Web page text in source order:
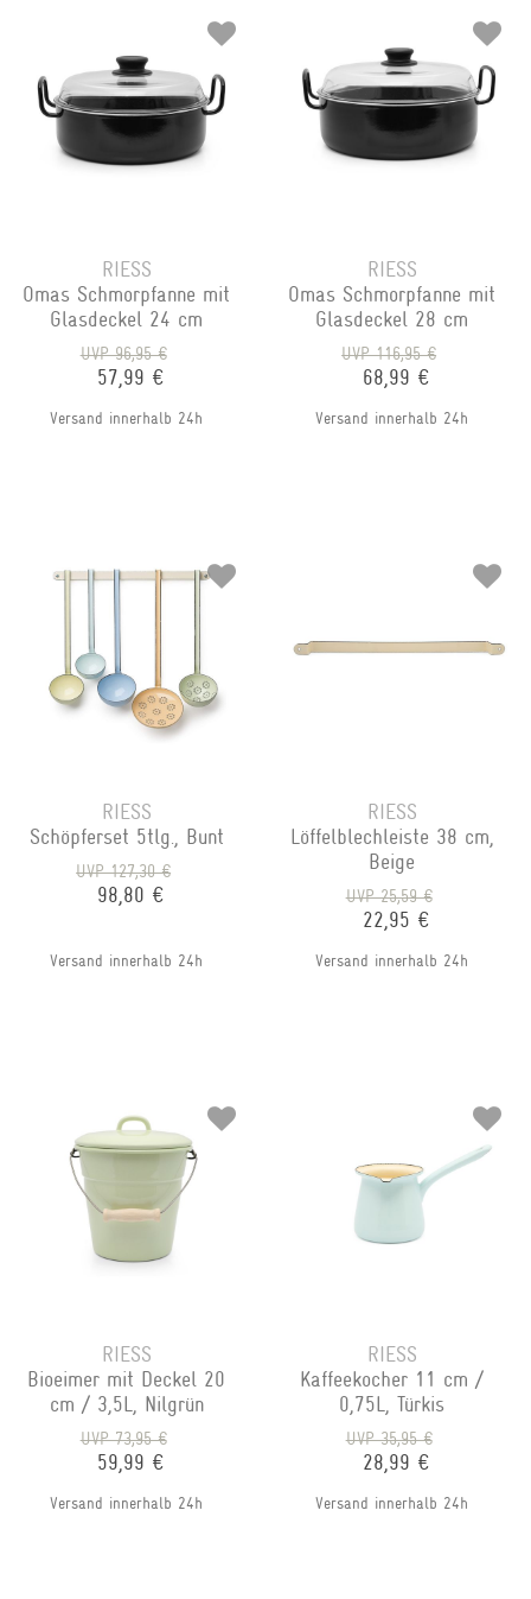
RIESS
Omas Schmorpfanne mit
Glasdeckel 24 cm
UVP 96,95 €
57,99 €
Versand innerhalb 24h
RIESS
Omas Schmorpfanne mit
Glasdeckel 28 cm
UVP 116,95 €
68,99 €
Versand innerhalb 24h
RIESS
Schöpferset 5tlg., Bunt
UVP 127,30 €
98,80 €
Versand innerhalb 24h
RIESS
Löffelblechleiste 38 cm,
Beige
UVP 25,59 €
22,95 €
Versand innerhalb 24h
RIESS
Bioeimer mit Deckel 20
cm / 3,5L, Nilgrün
UVP 73,95 €
59,99 €
Versand innerhalb 24h
RIESS
Kaffeekocher 11 cm /
0,75L, Türkis
UVP 35,95 €
28,99 €
Versand innerhalb 24h